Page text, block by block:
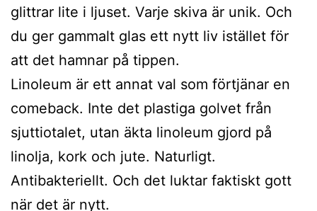
glittrar lite i ljuset. Varje skiva är unik. Och
du ger gammalt glas ett nytt liv istället för
att det hamnar på tippen.
Linoleum är ett annat val som förtjänar en
comeback. Inte det plastiga golvet från
sjuttiotalet, utan äkta linoleum gjord på
linolja, kork och jute. Naturligt.
Antibakteriellt. Och det luktar faktiskt gott
när det är nytt.